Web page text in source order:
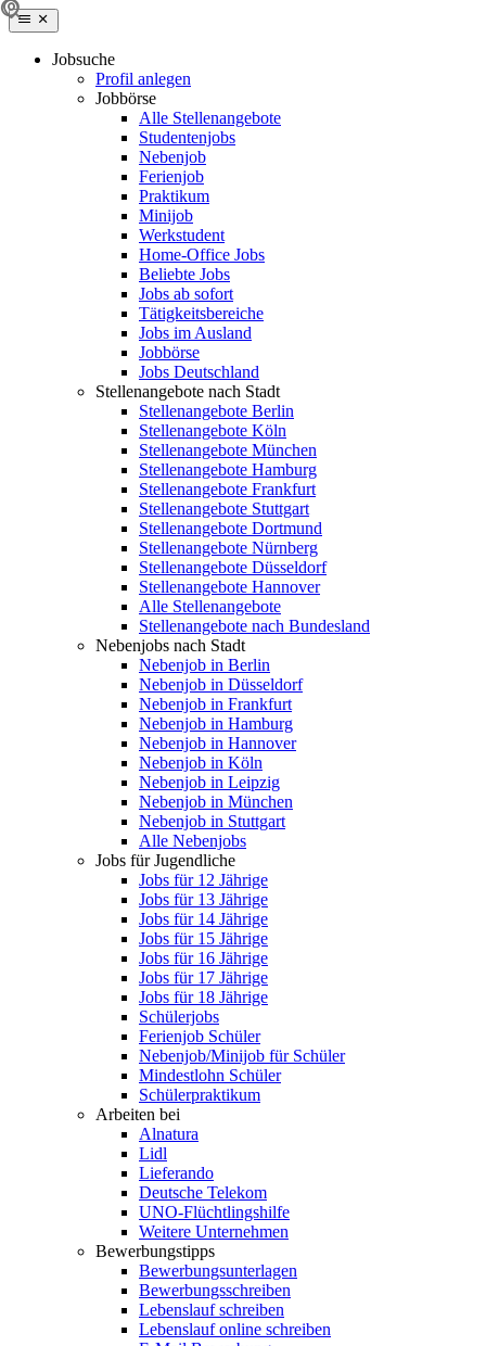
Jobsuche
Profil anlegen
Jobbörse
Alle Stellenangebote
Studentenjobs
Nebenjob
Ferienjob
Praktikum
Minijob
Werkstudent
Home-Office Jobs
Beliebte Jobs
Jobs ab sofort
Tätigkeitsbereiche
Jobs im Ausland
Jobbörse
Jobs Deutschland
Stellenangebote nach Stadt
Stellenangebote Berlin
Stellenangebote Köln
Stellenangebote München
Stellenangebote Hamburg
Stellenangebote Frankfurt
Stellenangebote Stuttgart
Stellenangebote Dortmund
Stellenangebote Nürnberg
Stellenangebote Düsseldorf
Stellenangebote Hannover
Alle Stellenangebote
Stellenangebote nach Bundesland
Nebenjobs nach Stadt
Nebenjob in Berlin
Nebenjob in Düsseldorf
Nebenjob in Frankfurt
Nebenjob in Hamburg
Nebenjob in Hannover
Nebenjob in Köln
Nebenjob in Leipzig
Nebenjob in München
Nebenjob in Stuttgart
Alle Nebenjobs
Jobs für Jugendliche
Jobs für 12 Jährige
Jobs für 13 Jährige
Jobs für 14 Jährige
Jobs für 15 Jährige
Jobs für 16 Jährige
Jobs für 17 Jährige
Jobs für 18 Jährige
Schülerjobs
Ferienjob Schüler
Nebenjob/Minijob für Schüler
Mindestlohn Schüler
Schülerpraktikum
Arbeiten bei
Alnatura
Lidl
Lieferando
Deutsche Telekom
UNO-Flüchtlingshilfe
Weitere Unternehmen
Bewerbungstipps
Bewerbungsunterlagen
Bewerbungsschreiben
Lebenslauf schreiben
Lebenslauf online schreiben